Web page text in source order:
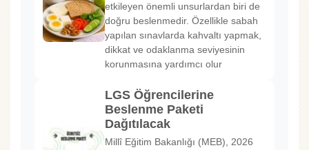
etkileyen önemli unsurlardan biri de
doğru beslenmedir. Özellikle sabah
yapılan sınavlarda kahvaltı yapmak,
dikkat ve odaklanma seviyesinin
korunmasına yardımcı olur
LGS Öğrencilerine
Beslenme Paketi
Dağıtılacak
Millî Eğitim Bakanlığı (MEB), 2026